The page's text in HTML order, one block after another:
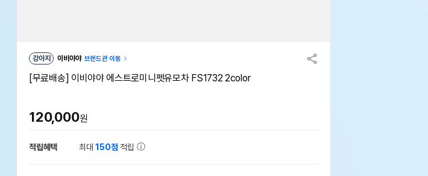
강아지 이비야야 브랜드관 이동
[무료배송] 이비야야 에스트로미니펫유모차 FS1732 2color
120,000원
적립혜택 최대150점 적립